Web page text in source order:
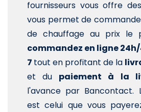
fournisseurs vous offre
vous permet de
de chauffage au prix le
commandez en ligne
7 tout en profitant de la
et du paiement à la
l'avance par Bancontact.
est celui que vous